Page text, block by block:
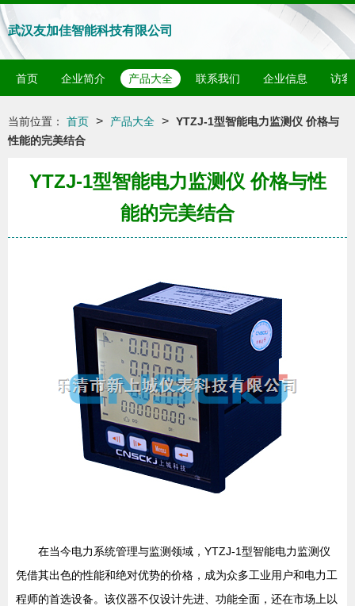
武汉友加佳智能科技有限公司
首页 企业简介 产品大全 联系我们 企业信息 访客
当前位置： 首页 > 产品大全 > YTZJ-1型智能电力监测仪 价格与
性能的完美结合
YTZJ-1型智能电力监测仪 价格与性
能的完美结合
在当今电力系统管理与监测领域，YTZJ-1型智能电力监测仪
凭借其出色的性能和绝对优势的价格，成为众多工业用户和电力工
程师的首选设备。该仪器不仅设计先进、功能全面，还在市场上以